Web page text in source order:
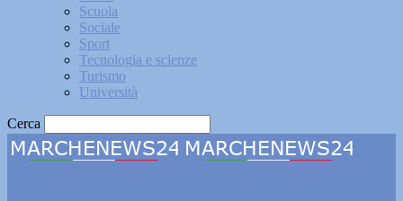
Scuola
Sociale
Sport
Tecnologia e scienze
Turismo
Università
Cerca